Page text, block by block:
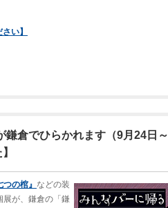
い】
鎌倉でひらかれます（9月24日～
つの棺』 などの装
展が、鎌倉の「鎌